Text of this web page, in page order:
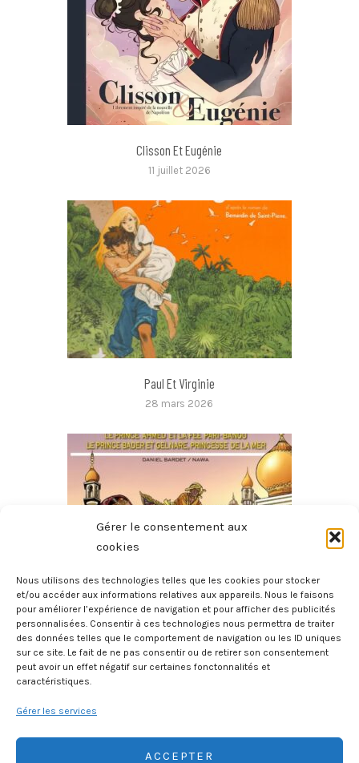
Gérer le consentement aux
cookies
Nous utilisons des technologies telles que les cookies pour stocker
et/ou accéder aux informations relatives aux appareils. Nous le faisons
pour améliorer l’expérience de navigation et pour afficher des publicités
personnalisées. Consentir à ces technologies nous permettra de traiter
des données telles que le comportement de navigation ou les ID uniques
sur ce site. Le fait de ne pas consentir ou de retirer son consentement
peut avoir un effet négatif sur certaines fonctonnalités et
caractéristiques.
Gérer les services
ACCEPTER
Clisson Et Eugénie
11 juillet 2026
Paul Et Virginie
28 mars 2026
Contes Des Mille Et Une Nuits
20 mars 2026